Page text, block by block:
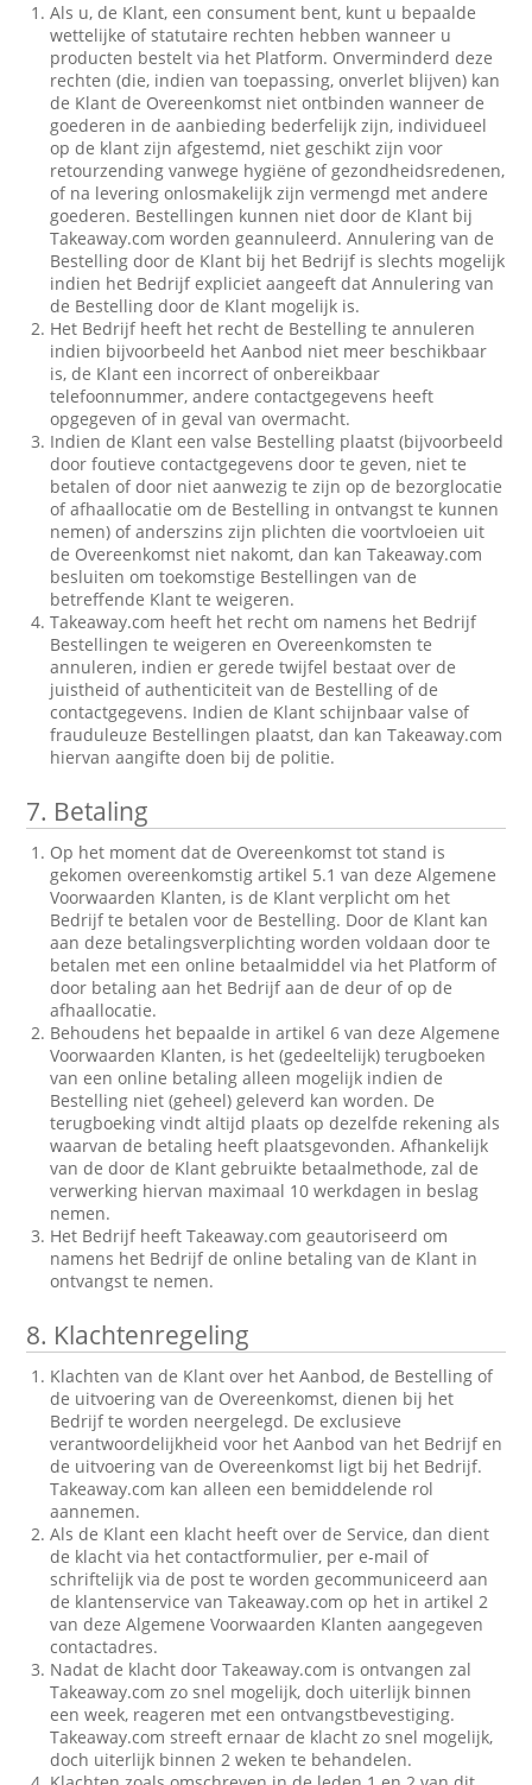
Als u, de Klant, een consument bent, kunt u bepaalde
wettelijke of statutaire rechten hebben wanneer u
producten bestelt via het Platform. Onverminderd deze
rechten (die, indien van toepassing, onverlet blijven) kan
de Klant de Overeenkomst niet ontbinden wanneer de
goederen in de aanbieding bederfelijk zijn, individueel
op de klant zijn afgestemd, niet geschikt zijn voor
retourzending vanwege hygiëne of gezondheidsredenen,
of na levering onlosmakelijk zijn vermengd met andere
goederen. Bestellingen kunnen niet door de Klant bij
Takeaway.com worden geannuleerd. Annulering van de
Bestelling door de Klant bij het Bedrijf is slechts mogelijk
indien het Bedrijf expliciet aangeeft dat Annulering van
de Bestelling door de Klant mogelijk is.
Het Bedrijf heeft het recht de Bestelling te annuleren
indien bijvoorbeeld het Aanbod niet meer beschikbaar
is, de Klant een incorrect of onbereikbaar
telefoonnummer, andere contactgegevens heeft
opgegeven of in geval van overmacht.
Indien de Klant een valse Bestelling plaatst (bijvoorbeeld
door foutieve contactgegevens door te geven, niet te
betalen of door niet aanwezig te zijn op de bezorglocatie
of afhaallocatie om de Bestelling in ontvangst te kunnen
nemen) of anderszins zijn plichten die voortvloeien uit
de Overeenkomst niet nakomt, dan kan Takeaway.com
besluiten om toekomstige Bestellingen van de
betreffende Klant te weigeren.
Takeaway.com heeft het recht om namens het Bedrijf
Bestellingen te weigeren en Overeenkomsten te
annuleren, indien er gerede twijfel bestaat over de
juistheid of authenticiteit van de Bestelling of de
contactgegevens. Indien de Klant schijnbaar valse of
frauduleuze Bestellingen plaatst, dan kan Takeaway.com
hiervan aangifte doen bij de politie.
7. Betaling
Op het moment dat de Overeenkomst tot stand is
gekomen overeenkomstig artikel 5.1 van deze Algemene
Voorwaarden Klanten, is de Klant verplicht om het
Bedrijf te betalen voor de Bestelling. Door de Klant kan
aan deze betalingsverplichting worden voldaan door te
betalen met een online betaalmiddel via het Platform of
door betaling aan het Bedrijf aan de deur of op de
afhaallocatie.
Behoudens het bepaalde in artikel 6 van deze Algemene
Voorwaarden Klanten, is het (gedeeltelijk) terugboeken
van een online betaling alleen mogelijk indien de
Bestelling niet (geheel) geleverd kan worden. De
terugboeking vindt altijd plaats op dezelfde rekening als
waarvan de betaling heeft plaatsgevonden. Afhankelijk
van de door de Klant gebruikte betaalmethode, zal de
verwerking hiervan maximaal 10 werkdagen in beslag
nemen.
Het Bedrijf heeft Takeaway.com geautoriseerd om
namens het Bedrijf de online betaling van de Klant in
ontvangst te nemen.
8. Klachtenregeling
Klachten van de Klant over het Aanbod, de Bestelling of
de uitvoering van de Overeenkomst, dienen bij het
Bedrijf te worden neergelegd. De exclusieve
verantwoordelijkheid voor het Aanbod van het Bedrijf en
de uitvoering van de Overeenkomst ligt bij het Bedrijf.
Takeaway.com kan alleen een bemiddelende rol
aannemen.
Als de Klant een klacht heeft over de Service, dan dient
de klacht via het contactformulier, per e-mail of
schriftelijk via de post te worden gecommuniceerd aan
de klantenservice van Takeaway.com op het in artikel 2
van deze Algemene Voorwaarden Klanten aangegeven
contactadres.
Nadat de klacht door Takeaway.com is ontvangen zal
Takeaway.com zo snel mogelijk, doch uiterlijk binnen
een week, reageren met een ontvangstbevestiging.
Takeaway.com streeft ernaar de klacht zo snel mogelijk,
doch uiterlijk binnen 2 weken te behandelen.